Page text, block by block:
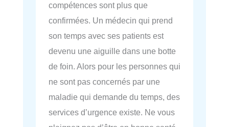
compétences sont plus que
confirmées. Un médecin qui prend
son temps avec ses patients est
devenu une aiguille dans une botte
de foin. Alors pour les personnes qui
ne sont pas concernés par une
maladie qui demande du temps, des
services d’urgence existe. Ne vous